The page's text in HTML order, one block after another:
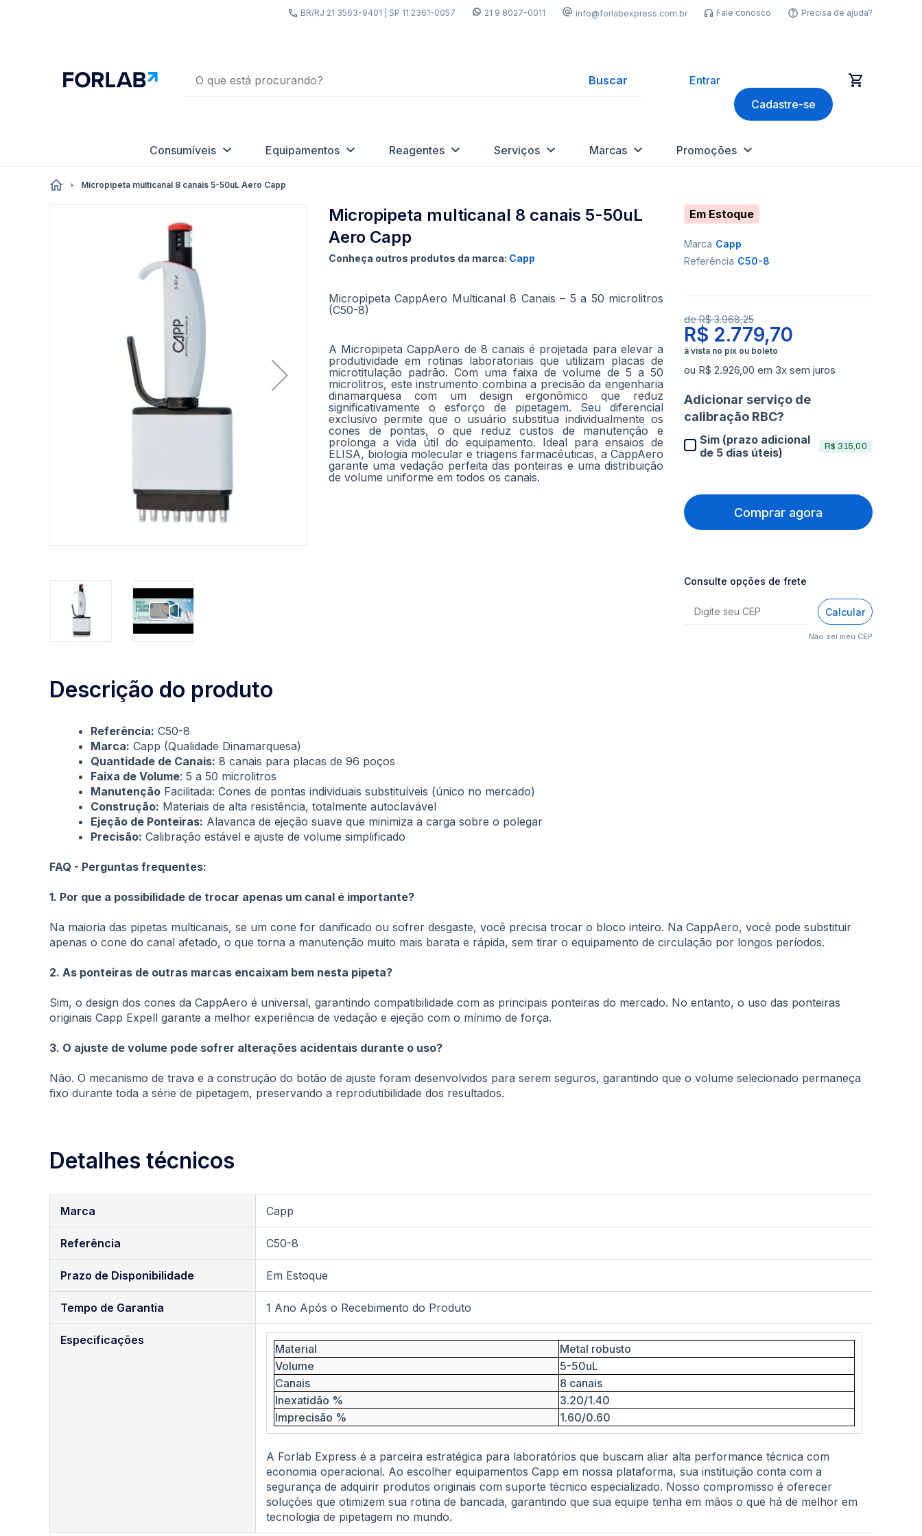
BR/RJ 21 3563-9401 | SP 11 2361-0057 21 9 8027-0011 info@forlabexpress.com.br Fale conosco Precisa de ajuda?
Buscar
Entrar
Cadastre-se
Consumíveis Equipamentos Reagentes Serviços Marcas Promoções
Micropipeta multicanal 8 canais 5-50uL Aero Capp
para
o
Galeria
imagens
Micropipeta multicanal 8 canais 5-50uL
Aero Capp
Conheça outros produtos da marca: Capp
Micropipeta CappAero Multicanal 8 Canais – 5 a 50 microlitros
(C50-8)
A Micropipeta CappAero de 8 canais é projetada para elevar a
produtividade em rotinas laboratoriais que utilizam placas de
microtitulação padrão. Com uma faixa de volume de 5 a 50
microlitros, este instrumento combina a precisão da engenharia
dinamarquesa com um design ergonômico que reduz
significativamente o esforço de pipetagem. Seu diferencial
exclusivo permite que o usuário substitua individualmente os
cones de pontas, o que reduz custos de manutenção e
prolonga a vida útil do equipamento. Ideal para ensaios de
ELISA, biologia molecular e triagens farmacêuticas, a CappAero
garante uma vedação perfeita das ponteiras e uma distribuição
de volume uniforme em todos os canais.
Em Estoque
Marca Capp
Referência C50-8
R$ 2.779,70
de R$ 3.968,25
ou R$ 2.926,00 em 3x sem juros
Adicionar serviço de
calibração RBC?
Sim (prazo adicional
de 5 dias úteis)
R$ 315,00
Comprar agora
Consulte opções de frete
Calcular
Não sei meu CEP
Descrição do produto
Referência: C50-8
Marca: Capp (Qualidade Dinamarquesa)
Quantidade de Canais: 8 canais para placas de 96 poços
Faixa de Volume: 5 a 50 microlitros
Manutenção Facilitada: Cones de pontas individuais substituíveis (único no mercado)
Construção: Materiais de alta resistência, totalmente autoclavável
Ejeção de Ponteiras: Alavanca de ejeção suave que minimiza a carga sobre o polegar
Precisão: Calibração estável e ajuste de volume simplificado
FAQ - Perguntas frequentes:
1. Por que a possibilidade de trocar apenas um canal é importante?
Na maioria das pipetas multicanais, se um cone for danificado ou sofrer desgaste, você precisa trocar o bloco inteiro. Na CappAero, você pode substituir
apenas o cone do canal afetado, o que torna a manutenção muito mais barata e rápida, sem tirar o equipamento de circulação por longos períodos.
2. As ponteiras de outras marcas encaixam bem nesta pipeta?
Sim, o design dos cones da CappAero é universal, garantindo compatibilidade com as principais ponteiras do mercado. No entanto, o uso das ponteiras
originais Capp Expell garante a melhor experiência de vedação e ejeção com o mínimo de força.
3. O ajuste de volume pode sofrer alterações acidentais durante o uso?
Não. O mecanismo de trava e a construção do botão de ajuste foram desenvolvidos para serem seguros, garantindo que o volume selecionado permaneça
fixo durante toda a série de pipetagem, preservando a reprodutibilidade dos resultados.
Detalhes técnicos
informações
Marca Capp
Referência C50-8
Prazo de Disponibilidade Em Estoque
Tempo de Garantia 1 Ano Após o Recebimento do Produto
Especificações
Material
Metal robusto
Volume
5-50uL
Canais
8 canais
Inexatidão %
3.20/1.40
Imprecisão %
1.60/0.60
A Forlab Express é a parceira estratégica para laboratórios que buscam aliar alta performance técnica com
economia operacional. Ao escolher equipamentos Capp em nossa plataforma, sua instituição conta com a
segurança de adquirir produtos originais com suporte técnico especializado. Nosso compromisso é oferecer
soluções que otimizem sua rotina de bancada, garantindo que sua equipe tenha em mãos o que há de melhor em
tecnologia de pipetagem no mundo.